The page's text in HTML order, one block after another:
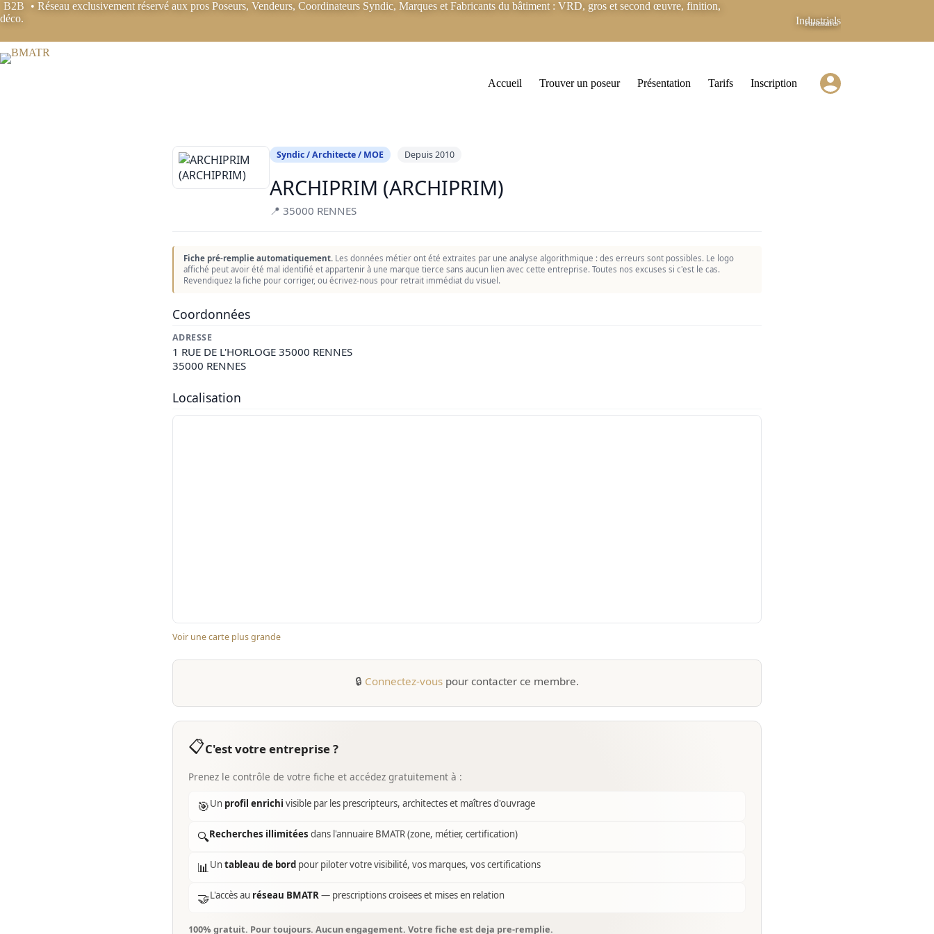
Passer
au
B2B
• Réseau exclusivement réservé aux pros Poseurs, Vendeurs, Coordinateurs Syndic, Marques et Fabricants du bâtiment : VRD, gros et second œuvre, finition,
déco.
Industriels
Partenaires
Accueil Trouver un poseur Présentation Tarifs Inscription
Syndic / Architecte / MOE Depuis 2010
ARCHIPRIM (ARCHIPRIM)
📍 35000 RENNES
Fiche pré-remplie automatiquement. Les données métier ont été extraites par une analyse algorithmique : des erreurs sont possibles. Le logo
affiché peut avoir été mal identifié et appartenir à une marque tierce sans aucun lien avec cette entreprise. Toutes nos excuses si c'est le cas.
Revendiquez la fiche pour corriger, ou écrivez-nous pour retrait immédiat du visuel.
Coordonnées
ADRESSE
1 RUE DE L'HORLOGE 35000 RENNES
35000 RENNES
Localisation
Voir une carte plus grande
🔒 Connectez-vous pour contacter ce membre.
📋C'est votre entreprise ?
Prenez le contrôle de votre fiche et accédez gratuitement à :
🎯Un profil enrichi visible par les prescripteurs, architectes et maîtres d'ouvrage
🔍Recherches illimitées dans l'annuaire BMATR (zone, métier, certification)
📊Untableau de bord pour piloter votre visibilité, vos marques, vos certifications
🤝L'accès au réseau BMATR— prescriptions croisees et mises en relation
100% gratuit. Pour toujours. Aucun engagement. Votre fiche est deja pre-remplie.